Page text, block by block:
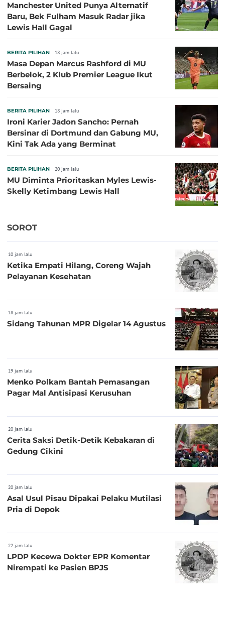
Manchester United Punya Alternatif
Baru, Bek Fulham Masuk Radar jika
Lewis Hall Gagal
BERITA PILIHAN 18 jam lalu
Masa Depan Marcus Rashford di MU
Berbelok, 2 Klub Premier League Ikut
Bersaing
BERITA PILIHAN 18 jam lalu
Ironi Karier Jadon Sancho: Pernah
Bersinar di Dortmund dan Gabung MU,
Kini Tak Ada yang Berminat
BERITA PILIHAN 20 jam lalu
MU Diminta Prioritaskan Myles Lewis-
Skelly Ketimbang Lewis Hall
SOROT
10 jam lalu
Ketika Empati Hilang, Coreng Wajah
Pelayanan Kesehatan
18 jam lalu
Sidang Tahunan MPR Digelar 14 Agustus
19 jam lalu
Menko Polkam Bantah Pemasangan
Pagar Mal Antisipasi Kerusuhan
20 jam lalu
Cerita Saksi Detik-Detik Kebakaran di
Gedung Cikini
20 jam lalu
Asal Usul Pisau Dipakai Pelaku Mutilasi
Pria di Depok
22 jam lalu
LPDP Kecewa Dokter EPR Komentar
Nirempati ke Pasien BPJS